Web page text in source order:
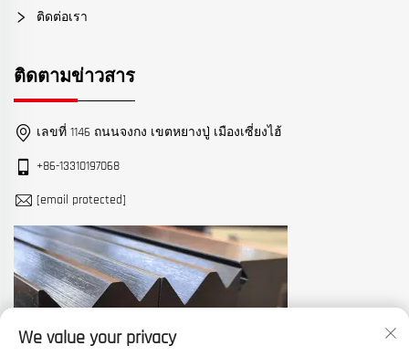
ติดต่อเรา
ติดตามข่าวสาร
เลขที่ 1146 ถนนจงกง เขตหยางปู่ เมืองเซี่ยงไฮ้
+86-13310197068
[email protected]
We value your privacy